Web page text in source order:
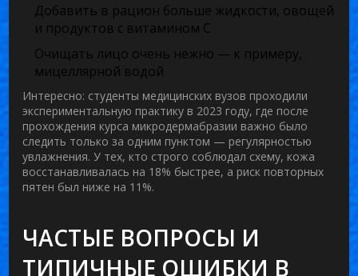
Добавить в рацион больше жидкости, овощей
и продуктов с витамином C
Очищать лицо очень нежно — к примеру,
мицеллярной водой
Интересно: студенты медицинских вузов проходили
экспериментальную практику в 2023 году, где после
прохождения курса микродермабразии важно было
следить только за одним пунктом — регулярностью
увлажнения. У тех, кто строго соблюдал схему, кожа
восстанавливалась на 18% быстрее, а риск повторных
пятен был ниже на 11%.
ЧАСТЫЕ ВОПРОСЫ И
ТИПИЧНЫЕ ОШИБКИ В